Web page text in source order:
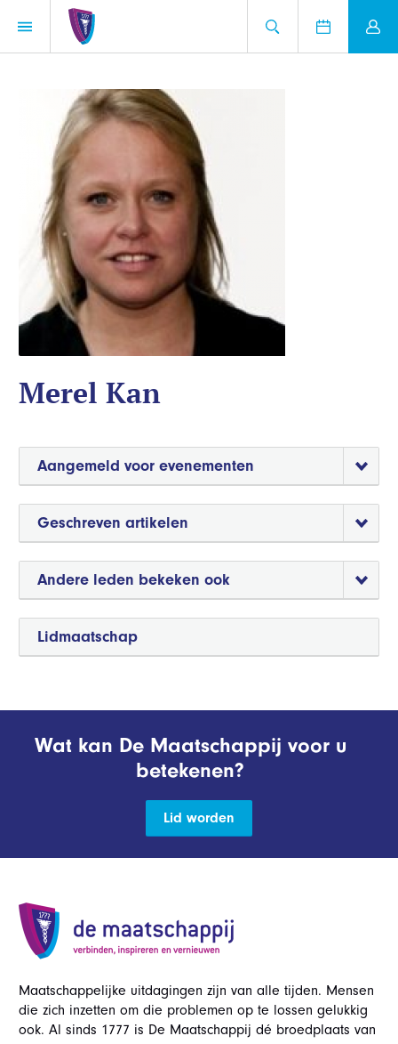
Lidmaatschap
Merel Kan
Aangemeld voor evenementen
Geschreven artikelen
Andere leden bekeken ook
Wat kan De Maatschappij voor u
betekenen?
Lid worden
Maatschappelijke uitdagingen zijn van alle tijden. Mensen
die zich inzetten om die problemen op te lossen gelukkig
ook. Al sinds 1777 is De Maatschappij dé broedplaats van